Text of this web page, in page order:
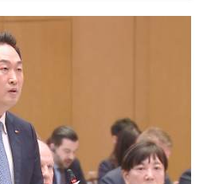
của đông đảo đại biểu đến
nhà nước, đơn vị nghiên cứu,
xã và nông dân đang trực
sản xuất lúa phát thải thấp.